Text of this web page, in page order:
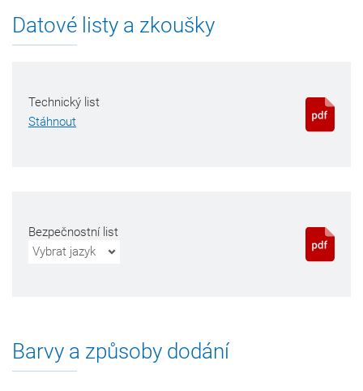
Datové listy a zkoušky
Technický list
Stáhnout
Bezpečnostní list
Vybrat jazyk
Barvy a způsoby dodání